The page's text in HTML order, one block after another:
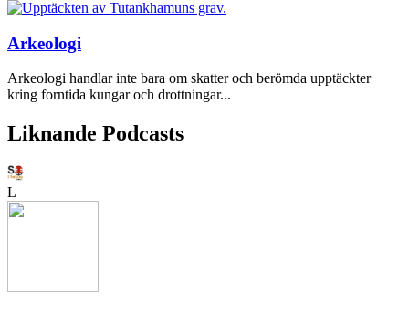
Arkeologi
Arkeologi handlar inte bara om skatter och berömda upptäckter
kring forntida kungar och drottningar...
Liknande Podcasts
L